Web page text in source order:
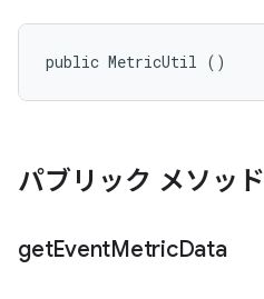
public MetricUtil ()
パブリック メソッド
getEventMetricData